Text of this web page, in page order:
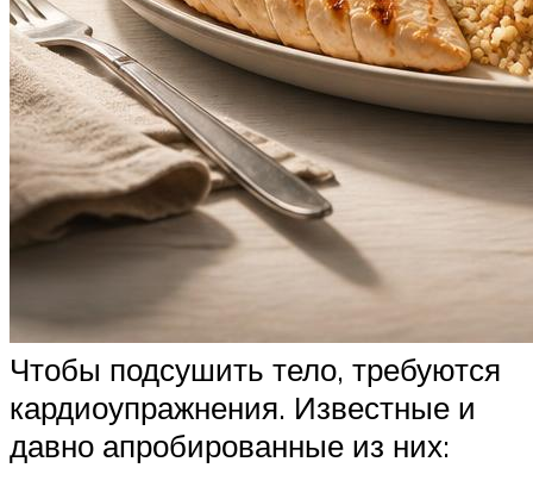
Чтобы подсушить тело, требуются
кардиоупражнения. Известные и
давно апробированные из них: